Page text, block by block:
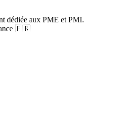
dédiée aux PME et PMI.
🇫🇷